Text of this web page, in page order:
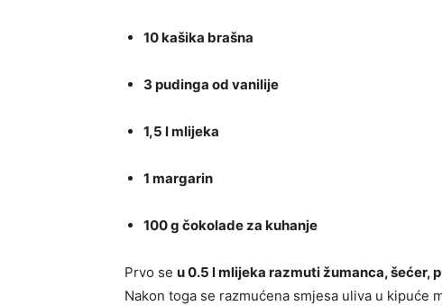
10 kašika brašna
3 pudinga od vanilije
1,5 l mlijeka
1 margarin
100 g čokolade za kuhanje
Prvo se u 0.5 l mlijeka razmuti žumanca, šećer,
Nakon toga se razmućena smjesa uliva u kipuće